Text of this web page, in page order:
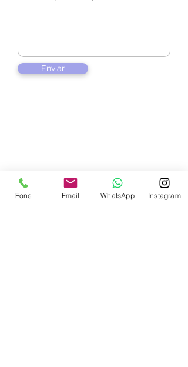
Enviar
Fone Email WhatsApp Instagram